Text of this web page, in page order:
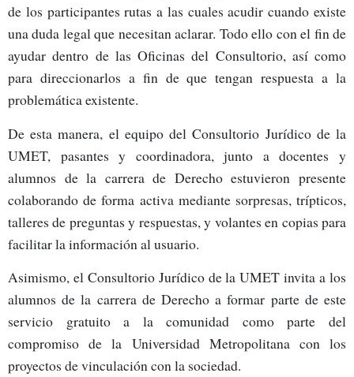
de los participantes rutas a las cuales acudir cuando existe
una duda legal que necesitan aclarar. Todo ello con el fin de
ayudar dentro de las Oficinas del Consultorio, así como
para direccionarlos a fin de que tengan respuesta a la
problemática existente.
De esta manera, el equipo del Consultorio Jurídico de la
UMET, pasantes y coordinadora, junto a docentes y
alumnos de la carrera de Derecho estuvieron presente
colaborando de forma activa mediante sorpresas, trípticos,
talleres de preguntas y respuestas, y volantes en copias para
facilitar la información al usuario.
Asimismo, el Consultorio Jurídico de la UMET invita a los
alumnos de la carrera de Derecho a formar parte de este
servicio gratuito a la comunidad como parte del
compromiso de la Universidad Metropolitana con los
proyectos de vinculación con la sociedad.